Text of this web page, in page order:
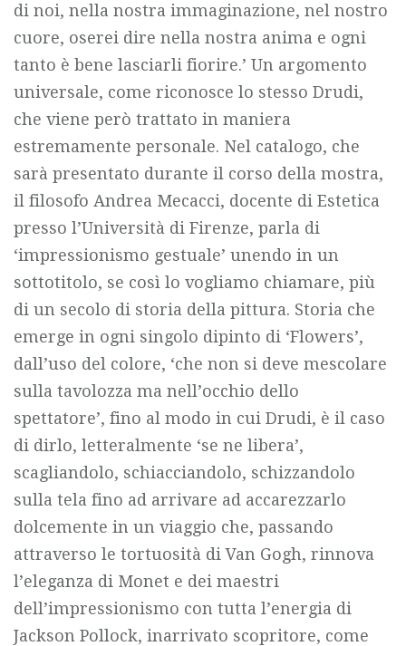
di noi, nella nostra immaginazione, nel nostro
cuore, oserei dire nella nostra anima e ogni
tanto è bene lasciarli fiorire.’ Un argomento
universale, come riconosce lo stesso Drudi,
che viene però trattato in maniera
estremamente personale. Nel catalogo, che
sarà presentato durante il corso della mostra,
il filosofo Andrea Mecacci, docente di Estetica
presso l’Università di Firenze, parla di
‘impressionismo gestuale’ unendo in un
sottotitolo, se così lo vogliamo chiamare, più
di un secolo di storia della pittura. Storia che
emerge in ogni singolo dipinto di ‘Flowers’,
dall’uso del colore, ‘che non si deve mescolare
sulla tavolozza ma nell’occhio dello
spettatore’, fino al modo in cui Drudi, è il caso
di dirlo, letteralmente ‘se ne libera’,
scagliandolo, schiacciandolo, schizzandolo
sulla tela fino ad arrivare ad accarezzarlo
dolcemente in un viaggio che, passando
attraverso le tortuosità di Van Gogh, rinnova
l’eleganza di Monet e dei maestri
dell’impressionismo con tutta l’energia di
Jackson Pollock, inarrivato scopritore, come